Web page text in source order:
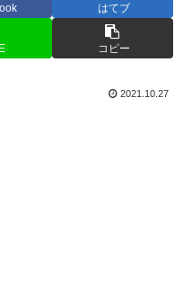
はてブ
コピー
2021.10.27